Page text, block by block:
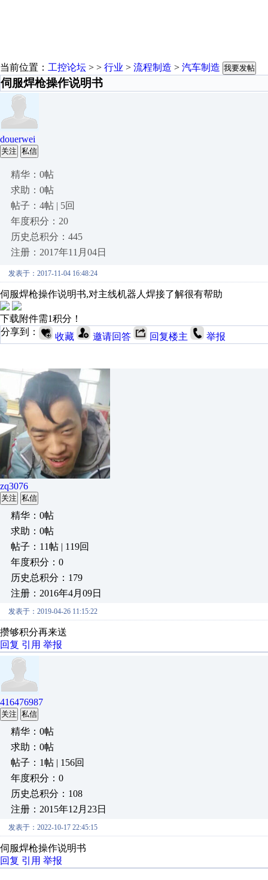
当前位置： 工控论坛 > > 行业 > 流程制造 > 汽车制造 我要发帖
伺服焊枪操作说明书
douerwei
关注 私信
精华：0帖
求助：0帖
帖子：4帖 | 5回
年度积分：20
历史总积分：445
注册：2017年11月04日
发表于：2017-11-04 16:48:24
伺服焊枪操作说明书,对主线机器人焊接了解很有帮助
下载附件需1积分！
分享到：
收藏 邀请回答 回复楼主 举报
zq3076
关注 私信
精华：0帖
求助：0帖
帖子：11帖 | 119回
年度积分：0
历史总积分：179
注册：2016年4月09日
发表于：2019-04-26 11:15:22
攒够积分再来送
回复 引用 举报
416476987
关注 私信
精华：0帖
求助：0帖
帖子：1帖 | 156回
年度积分：0
历史总积分：108
注册：2015年12月23日
发表于：2022-10-17 22:45:15
伺服焊枪操作说明书
回复 引用 举报